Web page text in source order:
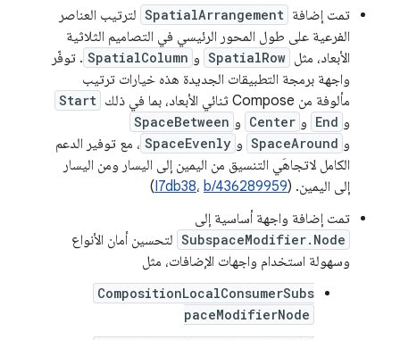
تمت إضافة SpatialArrangement لترتيب العناصر
الفرعية على طول المحور الرئيسي في التصاميم الثلاثية
الأبعاد، مثل SpatialRow و SpatialColumn . توفّر
واجهة برمجة التطبيقات الجديدة هذه خيارات ترتيب
مألوفة من Compose ثنائي الأبعاد، بما في ذلك
Start
و End و Center و SpaceBetween
و SpaceAround و SpaceEvenly ، مع توفير الدعم
الكامل لاتجاهَي التنسيق من اليمين إلى اليسار ومن اليسار
إلى اليمين. (
I7db38، b/436289959
)
تمت إضافة واجهة أساسية إلى
SubspaceModifier.Node لتحسين أمان الأنواع
وسهولة استخدام واجهات الإضافات، مثل
CompositionLocalConsumerSubs
paceModifierNode